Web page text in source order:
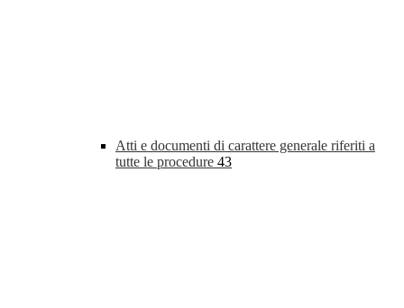
Atti e documenti di carattere generale riferiti a
tutte le procedure 43